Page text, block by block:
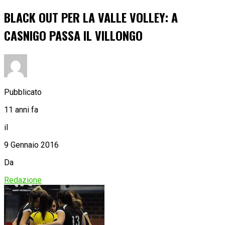
BLACK OUT PER LA VALLE VOLLEY: A
CASNIGO PASSA IL VILLONGO
Pubblicato
11 anni fa
il
9 Gennaio 2016
Da
Redazione